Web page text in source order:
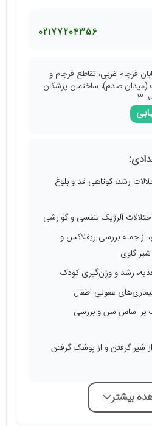
02177204356
فرجام غربی، تقاطع فرجام و
(میدان صدم)، ساختمان پزشکان
3
رشد، کوتاهی قد و بلوغ
آلرژیک تنفسی و گوارشی
از جمله بررسی ریفلاکس و
گاوی
رشد و وزن‌گیری کودک
عفونی اطفال
بر اساس سن و بررسی
شیر گرفتن و از پوشک گرفتن
بیشتر